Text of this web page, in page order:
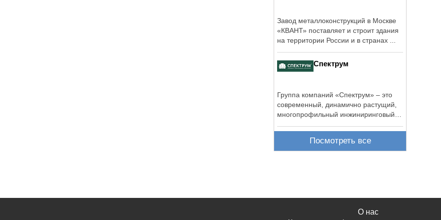
Завод металлоконструкций в Москве
«КВАНТ» поставляет и строит здания
на территории России и в странах ...
Спектрум
Группа компаний «Спектрум» – это
современный, динамично растущий,
многопрофильный инжиниринговый
Посмотреть все
О нас